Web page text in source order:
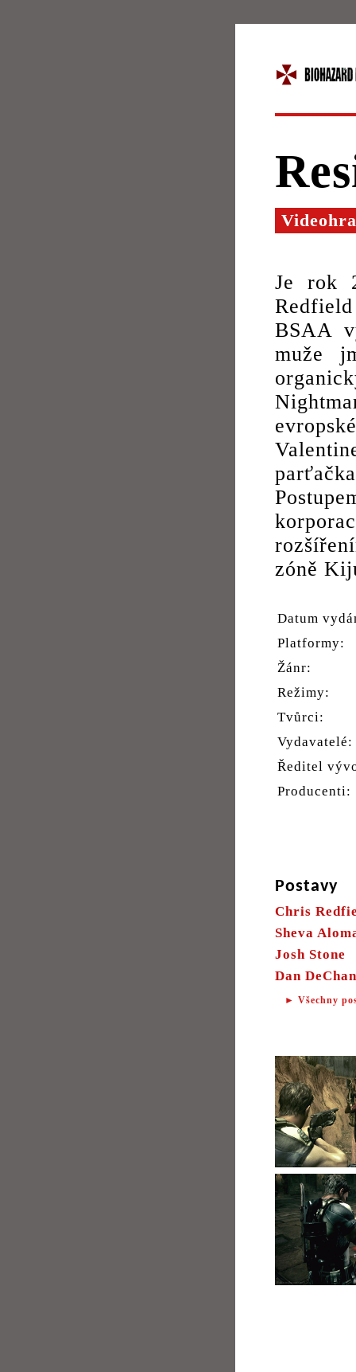
Videohra
Je rok
BSAA
muže
zóně
Datum
Platformy:
Žánr:
Režimy:
Tvůrci:
Vydavatelé:
Ředitel
Producenti:
Postavy
Chris
Sheva
Josh Stone
Dan
► Všechny